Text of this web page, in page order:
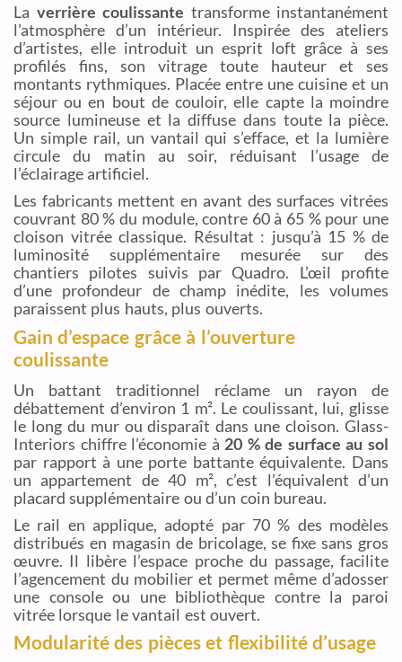
La verrière coulissante transforme instantanément
l’atmosphère d’un intérieur. Inspirée des ateliers
d’artistes, elle introduit un esprit loft grâce à ses
profilés fins, son vitrage toute hauteur et ses
montants rythmiques. Placée entre une cuisine et un
séjour ou en bout de couloir, elle capte la moindre
source lumineuse et la diffuse dans toute la pièce.
Un simple rail, un vantail qui s’efface, et la lumière
circule du matin au soir, réduisant l’usage de
l’éclairage artificiel.
Les fabricants mettent en avant des surfaces vitrées
couvrant 80 % du module, contre 60 à 65 % pour une
cloison vitrée classique. Résultat : jusqu’à 15 % de
luminosité supplémentaire mesurée sur des
chantiers pilotes suivis par Quadro. L’œil profite
d’une profondeur de champ inédite, les volumes
paraissent plus hauts, plus ouverts.
Gain d’espace grâce à l’ouverture
coulissante
Un battant traditionnel réclame un rayon de
débattement d’environ 1 m². Le coulissant, lui, glisse
le long du mur ou disparaît dans une cloison. Glass-
Interiors chiffre l’économie à 20 % de surface au sol
par rapport à une porte battante équivalente. Dans
un appartement de 40 m², c’est l’équivalent d’un
placard supplémentaire ou d’un coin bureau.
Le rail en applique, adopté par 70 % des modèles
distribués en magasin de bricolage, se fixe sans gros
œuvre. Il libère l’espace proche du passage, facilite
l’agencement du mobilier et permet même d’adosser
une console ou une bibliothèque contre la paroi
vitrée lorsque le vantail est ouvert.
Modularité des pièces et flexibilité d’usage